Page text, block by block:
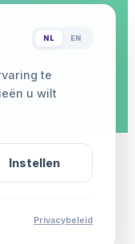
sociale
en
laatste
NL EN
te
u wilt
Instellen
Privacybeleid